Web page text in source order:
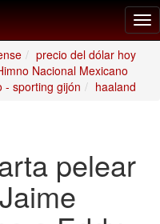
precio del dólar hoy
Nacional Mexicano
- sporting gijón haaland
pelear